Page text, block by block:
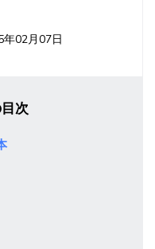
年02月07日
次